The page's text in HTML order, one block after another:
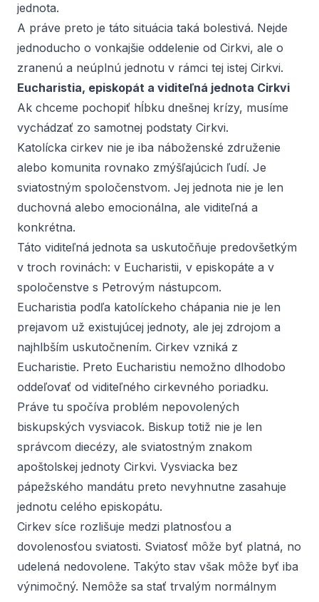
jednota.
A práve preto je táto situácia taká bolestivá. Nejde
jednoducho o vonkajšie oddelenie od Cirkvi, ale o
zranenú a neúplnú jednotu v rámci tej istej Cirkvi.
Eucharistia, episkopát a viditeľná jednota Cirkvi
Ak chceme pochopiť hĺbku dnešnej krízy, musíme
vychádzať zo samotnej podstaty Cirkvi.
Katolícka cirkev nie je iba náboženské združenie
alebo komunita rovnako zmýšľajúcich ľudí. Je
sviatostným spoločenstvom. Jej jednota nie je len
duchovná alebo emocionálna, ale viditeľná a
konkrétna.
Táto viditeľná jednota sa uskutočňuje predovšetkým
v troch rovinách: v Eucharistii, v episkopáte a v
spoločenstve s Petrovým nástupcom.
Eucharistia podľa katolíckeho chápania nie je len
prejavom už existujúcej jednoty, ale jej zdrojom a
najhlbším uskutočnením. Cirkev vzniká z
Eucharistie. Preto Eucharistiu nemožno dlhodobo
oddeľovať od viditeľného cirkevného poriadku.
Práve tu spočíva problém nepovolených
biskupských vysviacok. Biskup totiž nie je len
správcom diecézy, ale sviatostným znakom
apoštolskej jednoty Cirkvi. Vysviacka bez
pápežského mandátu preto nevyhnutne zasahuje
jednotu celého episkopátu.
Cirkev síce rozlišuje medzi platnosťou a
dovolenosťou sviatosti. Sviatosť môže byť platná, no
udelená nedovolene. Takýto stav však môže byť iba
výnimočný. Nemôže sa stať trvalým normálnym